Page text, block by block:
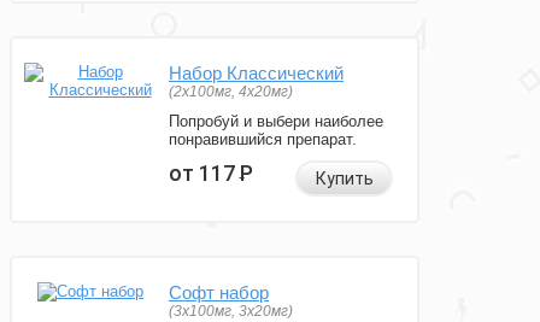
Набор Классический
(2x100мг, 4x20мг)
Попробуй и выбери наиболее
понравившийся препарат.
от 117Р Купить
Софт набор
(3x100мг, 3x20мг)